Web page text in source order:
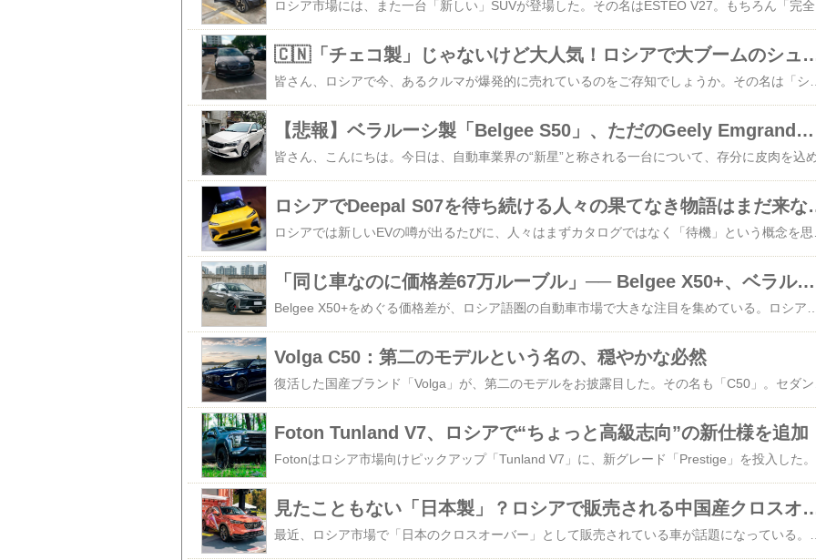
🇨🇳「チェコ製」じゃないけど大人気！ロシアで大ブーム
【悲報】ベラルーシ製「Belgee S50」、ただのGeely Emgrandの着ぐるみだった。しかも遅い。
ロシアでDeepal S07を待ち続
「同じ車なのに価格差67万ルーブル」── Belgee X50+、ベラルーシでは“かなり現実的”な値段だった
Volga C50：第二のモデルという名の、穏やかな必然
Foton Tunland V7、ロシアで“ちょっと高級志向”の新仕様を追加
見たこともない「日本製」？ロシアで販売される中